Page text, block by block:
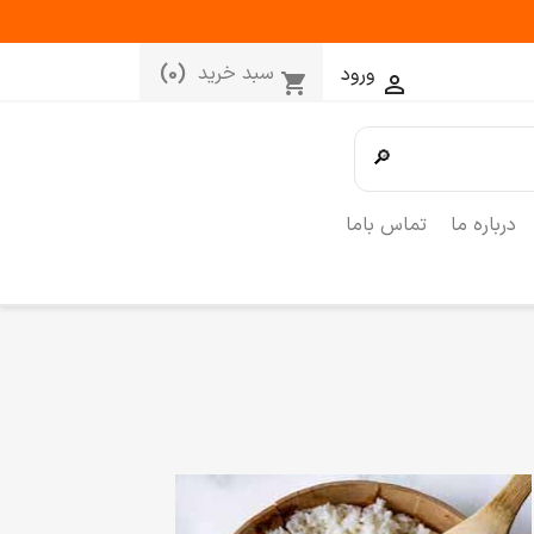
 ورود shopping_cart سبد خرید (0)
🔎
درباره ما تماس باما